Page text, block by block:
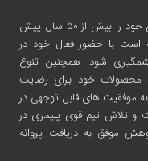
که پروانه صنعتی خود را بیش از ۵۰ سال پیش
است با حضور فعال خود در
شود. همچنین تنوع
محصولات خود برای رضایت
موفقیت های قابل توجهی در
تلاش تیم قوی پلیمری در
موفق به دریافت پروانه